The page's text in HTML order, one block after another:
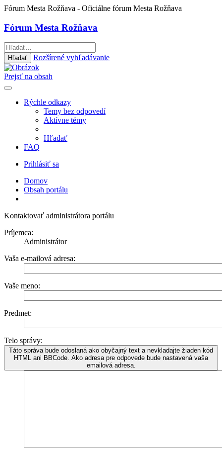
Fórum Mesta Rožňava - Oficiálne fórum Mesta Rožňava
Fórum Mesta Rožňava
Hľadať Rozšírené vyhľadávanie
Prejsť na obsah
Rýchle odkazy
Temy bez odpovedí
Aktívne témy
Hľadať
FAQ
Prihlásiť sa
Domov
Obsah portálu
Kontaktovať administrátora portálu
Príjemca:
Administrátor
Vaša e-mailová adresa:
Vaše meno:
Predmet:
Telo správy:
Táto správa bude odoslaná ako obyčajný text a nevkladajte žiaden kód
HTML ani BBCode. Ako adresa pre odpovede bude nastavená vaša
emailová adresa.